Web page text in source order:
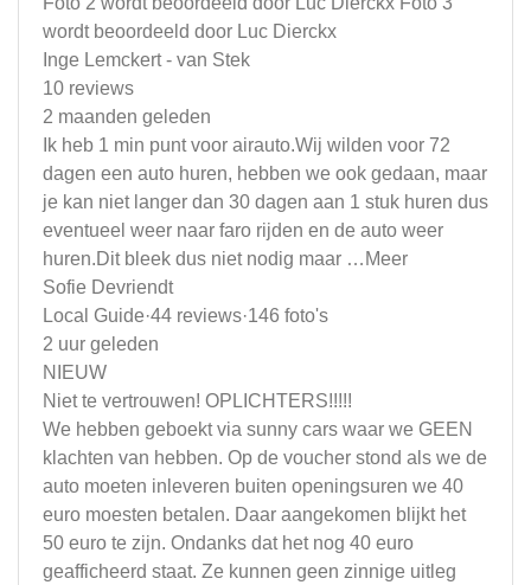
wordt beoordeeld door Luc Dierckx
Inge Lemckert - van Stek
10 reviews
2 maanden geleden
Ik heb 1 min punt voor airauto.Wij wilden voor 72
dagen een auto huren, hebben we ook gedaan, maar
je kan niet langer dan 30 dagen aan 1 stuk huren dus
eventueel weer naar faro rijden en de auto weer
huren.Dit bleek dus niet nodig maar …Meer
Sofie Devriendt
Local Guide·44 reviews·146 foto's
2 uur geleden
NIEUW
Niet te vertrouwen! OPLICHTERS!!!!!
We hebben geboekt via sunny cars waar we GEEN
klachten van hebben. Op de voucher stond als we de
auto moeten inleveren buiten openingsuren we 40
euro moesten betalen. Daar aangekomen blijkt het
50 euro te zijn. Ondanks dat het nog 40 euro
geafficheerd staat. Ze kunnen geen zinnige uitleg